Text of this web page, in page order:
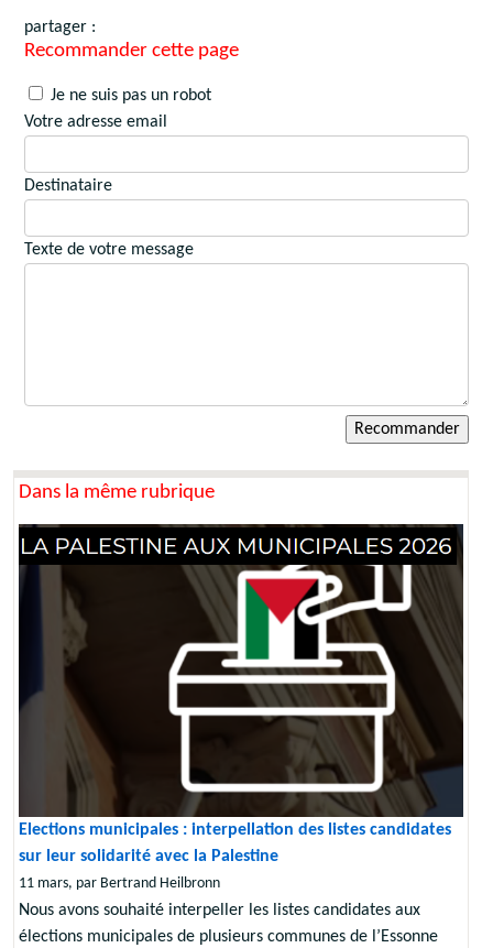
partager :
Recommander cette page
Je ne suis pas un robot
Votre adresse email
Destinataire
Texte de votre message
Dans la même rubrique
Elections municipales : interpellation des listes candidates
sur leur solidarité avec la Palestine
11 mars, par Bertrand Heilbronn
Nous avons souhaité interpeller les listes candidates aux
élections municipales de plusieurs communes de l’Essonne